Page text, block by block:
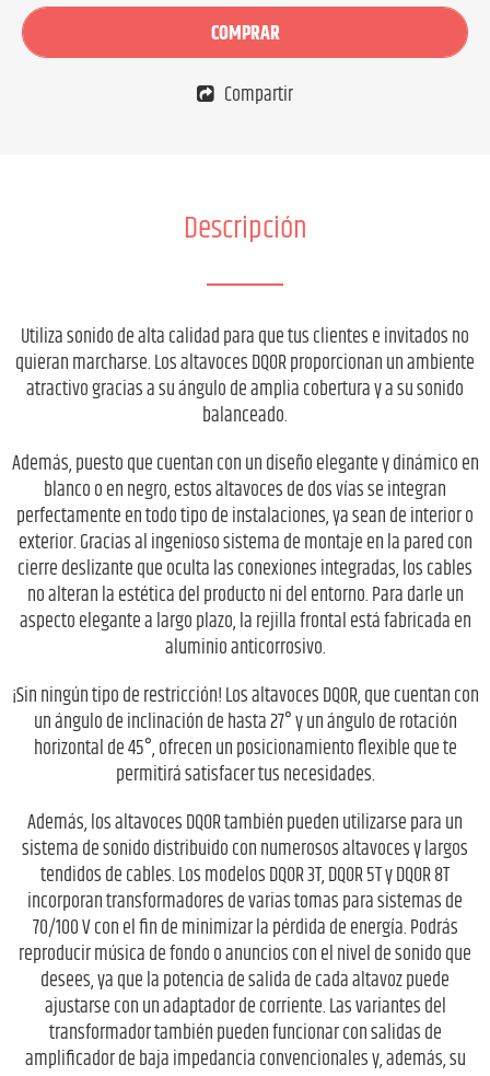
COMPRAR
Compartir
Descripción
Utiliza sonido de alta calidad para que tus clientes e invitados no
quieran marcharse. Los altavoces DQOR proporcionan un ambiente
atractivo gracias a su ángulo de amplia cobertura y a su sonido
balanceado.
Además, puesto que cuentan con un diseño elegante y dinámico en
blanco o en negro, estos altavoces de dos vías se integran
perfectamente en todo tipo de instalaciones, ya sean de interior o
exterior. Gracias al ingenioso sistema de montaje en la pared con
cierre deslizante que oculta las conexiones integradas, los cables
no alteran la estética del producto ni del entorno. Para darle un
aspecto elegante a largo plazo, la rejilla frontal está fabricada en
aluminio anticorrosivo.
¡Sin ningún tipo de restricción! Los altavoces DQOR, que cuentan con
un ángulo de inclinación de hasta 27° y un ángulo de rotación
horizontal de 45°, ofrecen un posicionamiento flexible que te
permitirá satisfacer tus necesidades.
Además, los altavoces DQOR también pueden utilizarse para un
sistema de sonido distribuido con numerosos altavoces y largos
tendidos de cables. Los modelos DQOR 3T, DQOR 5T y DQOR 8T
incorporan transformadores de varias tomas para sistemas de
70/100 V con el fin de minimizar la pérdida de energía. Podrás
reproducir música de fondo o anuncios con el nivel de sonido que
desees, ya que la potencia de salida de cada altavoz puede
ajustarse con un adaptador de corriente. Las variantes del
transformador también pueden funcionar con salidas de
amplificador de baja impedancia convencionales y, además, su